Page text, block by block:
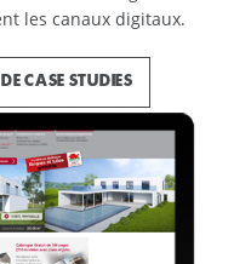
les canaux digitaux.
DE CASE STUDIES